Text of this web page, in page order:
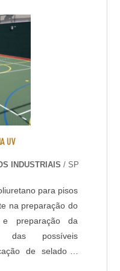
com as ranhuras
UV
INDUSTRIAIS / SP
para pisos
na preparação do
preparação da
das possíveis